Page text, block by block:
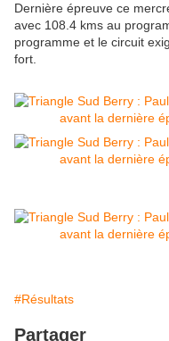
Dernière épreuve ce
avec 108.4 kms au
programme et le circuit
fort.
#Résultats
Partager